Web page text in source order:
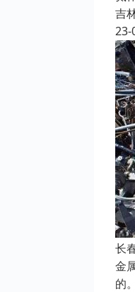
吉
23-
长
金
的